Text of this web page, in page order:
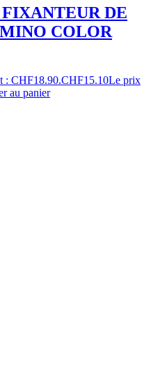
DE
COLOR
: CHF18.90.CHF15.10Le prix
au panier